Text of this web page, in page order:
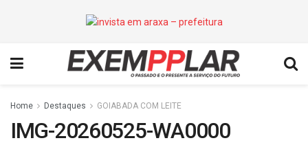
Home Destaques GOIABADA COM LEITE
IMG-20260525-WA0000